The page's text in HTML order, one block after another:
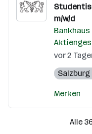
m/w/d
Bankhaus
vor 2
Merken
Alle